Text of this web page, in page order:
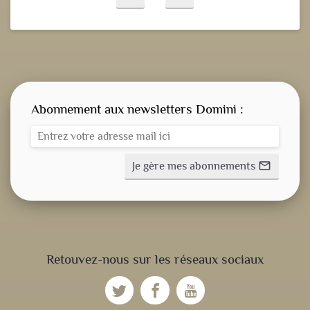
Retouvez-nous sur les réseaux sociaux
Abonnement aux newsletters Domini :
Je gère mes abonnements mail_outline